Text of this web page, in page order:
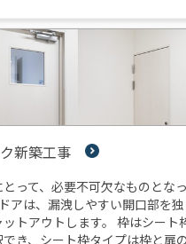
新築工事
って、必要不可欠なものとな
アは、漏洩しやすい開口部を
トアウトします。 枠はシート
き、シート枠タイプは枠と扉